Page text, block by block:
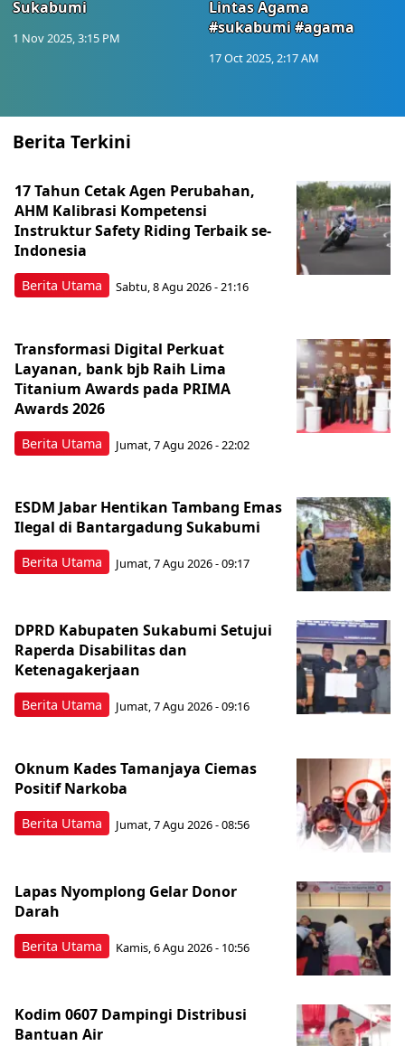
Sukabumi
1 Nov 2025, 3:15 PM
Lintas Agama
#sukabumi #agama
17 Oct 2025, 2:17 AM
Berita Terkini
Berita Utama
17 Tahun Cetak Agen Perubahan,
AHM Kalibrasi Kompetensi
Instruktur Safety Riding Terbaik se-
Indonesia
Sabtu, 8 Agu 2026 - 21:16
Berita Utama
Transformasi Digital Perkuat
Layanan, bank bjb Raih Lima
Titanium Awards pada PRIMA
Awards 2026
Jumat, 7 Agu 2026 - 22:02
Berita Utama
ESDM Jabar Hentikan Tambang Emas
Ilegal di Bantargadung Sukabumi
Jumat, 7 Agu 2026 - 09:17
Berita Utama
DPRD Kabupaten Sukabumi Setujui
Raperda Disabilitas dan
Ketenagakerjaan
Jumat, 7 Agu 2026 - 09:16
Berita Utama
Oknum Kades Tamanjaya Ciemas
Positif Narkoba
Jumat, 7 Agu 2026 - 08:56
Berita Utama
Lapas Nyomplong Gelar Donor
Darah
Kamis, 6 Agu 2026 - 10:56
Kodim 0607 Dampingi Distribusi
Bantuan Air